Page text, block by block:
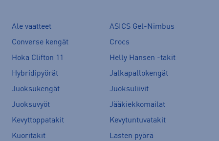
Ale vaatteet
ASICS Gel-Nimbus
Converse kengät
Crocs
Hoka Clifton 11
Helly Hansen -takit
Hybridipyörät
Jalkapallokengät
Juoksukengät
Juoksuliivit
Juoksuvyöt
Jääkiekkomailat
Kevyttoppatakit
Kevytuntuvatakit
Kuoritakit
Lasten pyörä